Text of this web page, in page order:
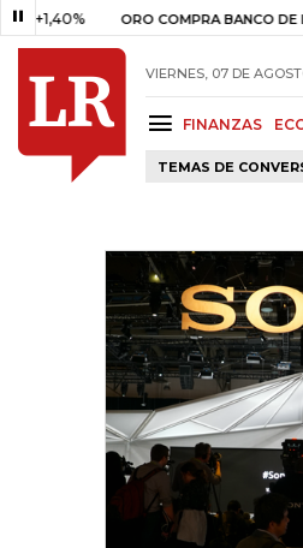
ORO COMPRA BANCO DE LA
VIERNES, 07 DE
FINANZAS
TEMAS DE